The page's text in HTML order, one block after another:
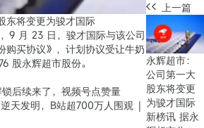
东将变更为骏才国际
9 月 23 日，骏才国际与该公司
购买协议》，计划协议受让牛奶
股永辉超市股份。
后续来了，视频号点赞量
天发明，B站超700万人围观 |
上一篇
永辉超市：
公司第一大
股东将变更
为骏才国际
新榜讯 据永